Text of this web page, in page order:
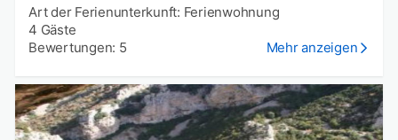
Art der Ferienunterkunft: Ferienwohnung
4 Gäste
Bewertungen: 5
Mehr anzeigen